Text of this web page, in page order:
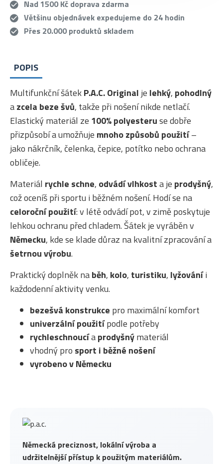
Nad 1500 Kč doprava zdarma
Většinu objednávek expedujeme do 24 hodin
Přes 20.000 produktů skladem
Německá preciznost, lokální výroba a
udržitelnější přístup k použitým materiálům.
POPIS
Multifunkční šátekP.A.C. Original je lehký, pohodlný
azcela beze švů, takže při nošení nikde netlačí.
Elastický materiál ze 100% polyesteruse dobře
přizpůsobí a umožňuje mnoho způsobů použití–
jako nákrčník, čelenka, čepice, potítko nebo ochrana
obličeje.
Materiál rychle schne, odvádí vlhkosta je prodyšný,
což oceníš při sportu i běžném nošení. Hodí se na
celoroční použití: v létě odvádí pot, v zimě poskytuje
lehkou ochranu před chladem. Šátek je vyráběn v
Německu, kde se klade důraz na kvalitní zpracování a
šetrnou výrobu.
Praktický doplněk naběh, kolo, turistiku, lyžováníi
každodenní aktivity venku.
bezešvá konstrukce pro maximální komfort
univerzální použitípodle potřeby
rychleschnoucíaprodyšnýmateriál
vhodný pro sport i běžné nošení
vyrobeno v Německu